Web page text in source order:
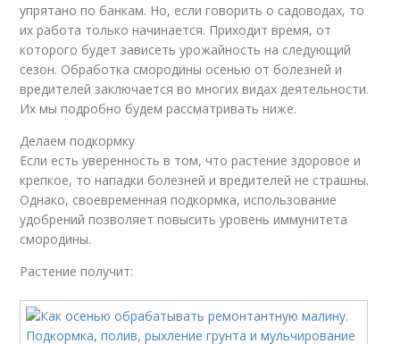
упрятано по банкам. Но, если говорить о садоводах, то
их работа только начинается. Приходит время, от
которого будет зависеть урожайность на следующий
сезон. Обработка смородины осенью от болезней и
вредителей заключается во многих видах деятельности.
Их мы подробно будем рассматривать ниже.
Делаем подкормку
Если есть уверенность в том, что растение здоровое и
крепкое, то нападки болезней и вредителей не страшны.
Однако, своевременная подкормка, использование
удобрений позволяет повысить уровень иммунитета
смородины.
Растение получит: